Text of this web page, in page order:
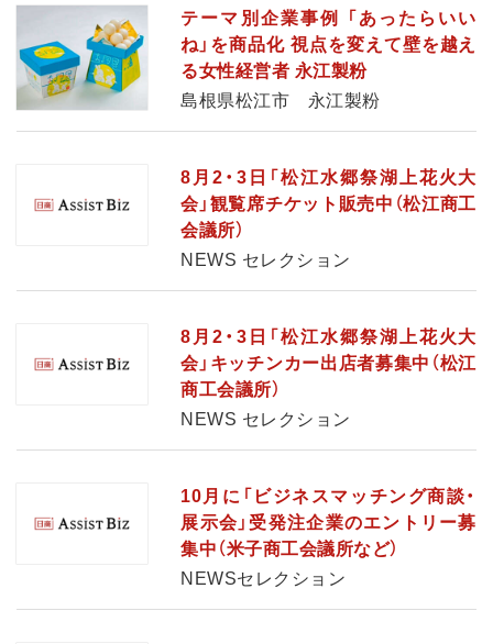
テーマ別企業事例 「あったらいい
ね」を商品化 視点を変えて壁を越え
る女性経営者 永江製粉
島根県松江市 永江製粉
8月2・3日「松江水郷祭湖上花火大
会」観覧席チケット販売中（松江商工
会議所）
NEWS セレクション
8月2・3日「松江水郷祭湖上花火大
会」キッチンカー出店者募集中（松江
商工会議所）
NEWS セレクション
10月に「ビジネスマッチング商談・
展示会」受発注企業のエントリー募
集中（米子商工会議所など）
NEWSセレクション